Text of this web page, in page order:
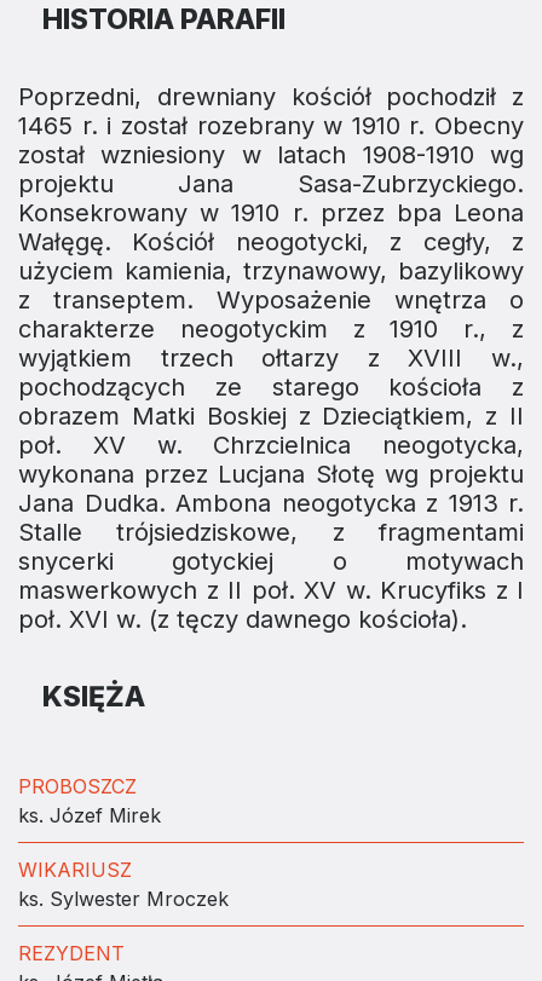
HISTORIA PARAFII
Poprzedni, drewniany kościół pochodził z
1465 r. i został rozebrany w 1910 r. Obecny
został wzniesiony w latach 1908-1910 wg
projektu Jana Sasa-Zubrzyckiego.
Konsekrowany w 1910 r. przez bpa Leona
Wałęgę. Kościół neogotycki, z cegły, z
użyciem kamienia, trzynawowy, bazylikowy
z transeptem. Wyposażenie wnętrza o
charakterze neogotyckim z 1910 r., z
wyjątkiem trzech ołtarzy z XVIII w.,
pochodzących ze starego kościoła z
obrazem Matki Boskiej z Dzieciątkiem, z II
poł. XV w. Chrzcielnica neogotycka,
wykonana przez Lucjana Słotę wg projektu
Jana Dudka. Ambona neogotycka z 1913 r.
Stalle trójsiedziskowe, z fragmentami
snycerki gotyckiej o motywach
maswerkowych z II poł. XV w. Krucyfiks z I
poł. XVI w. (z tęczy dawnego kościoła).
KSIĘŻA
PROBOSZCZ
ks. Józef Mirek
WIKARIUSZ
ks. Sylwester Mroczek
REZYDENT